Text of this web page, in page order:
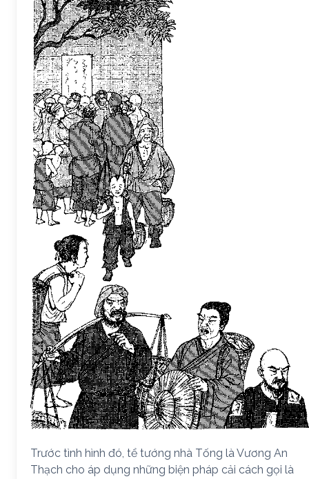
Trước tình hình đó, tể tướng nhà Tống là Vương An
Thạch cho áp dụng những biện pháp cải cách gọi là